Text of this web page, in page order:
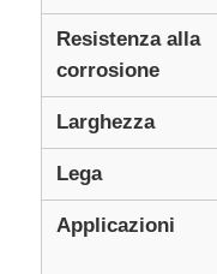
Pannelli a nido
Favo di alluminio
Alluminio specchio
Resistenza alla
corrosione
Larghezza
Lega
Applicazioni